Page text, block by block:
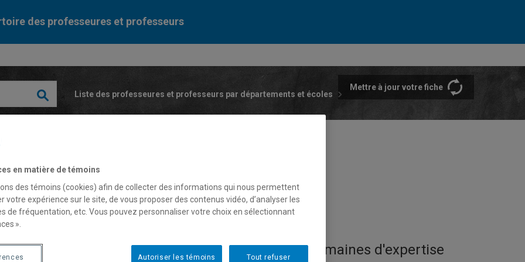
des professeures et professeurs
Liste des professeures et professeurs par départements et écoles
Mettre à jour votre fiche
Pagé
Domaines d'expertise
en matière de témoins
des témoins (cookies) afin de collecter des informations qui nous permettent
votre expérience sur le site, de vous proposer des contenus vidéo, d’analyser les
de fréquentation, etc. Vous pouvez personnaliser votre choix en sélectionnant
».
Tout refuser
Autoriser les témoins